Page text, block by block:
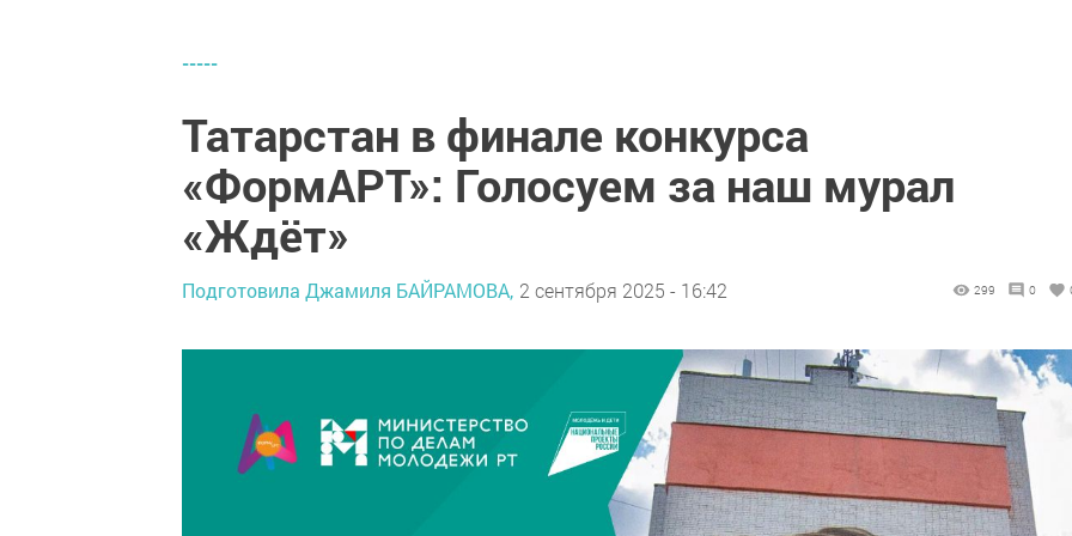
-----
Татарстан в финале конкурса
«ФормАРТ»: Голосуем за наш мурал
«Ждёт»
Подготовила Джамиля БАЙРАМОВА, 2 сентября 2025 - 16:42 299 0